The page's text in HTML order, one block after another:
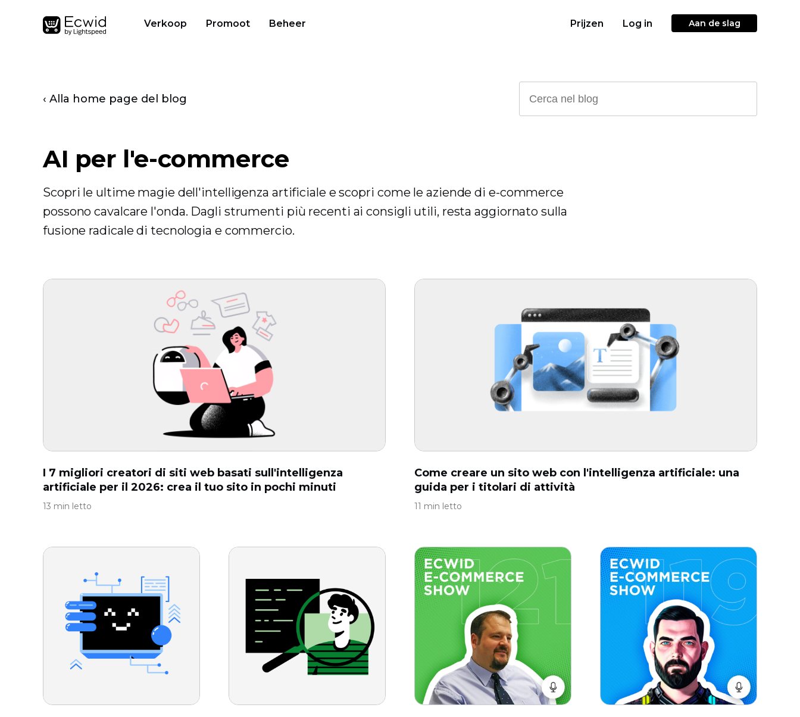
Verkoop Promoot Beheer Prijzen Log in Aan de slag
‹ Alla home page del blog
AI per l'e-commerce
Scopri le ultime magie dell'intelligenza artificiale e scopri come le aziende di e-commerce
possono cavalcare l'onda. Dagli strumenti più recenti ai consigli utili, resta aggiornato sulla
fusione radicale di tecnologia e commercio.
I 7 migliori creatori di siti web basati sull'intelligenza
artificiale per il 2026: crea il tuo sito in pochi minuti
13 min letto
Come creare un sito web con l'intelligenza artificiale: una
guida per i titolari di attività
11 min letto